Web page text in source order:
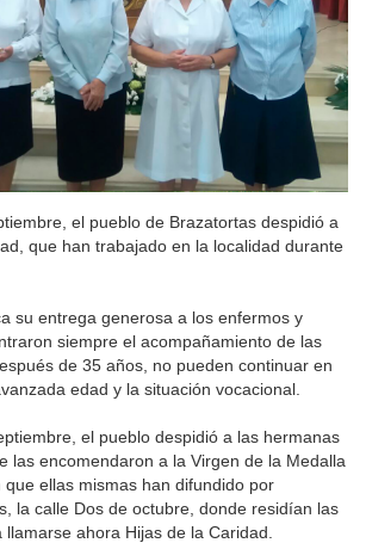
el pueblo de Brazatortas despidió a
que han trabajado en la localidad durante
su entrega generosa a los enfermos y
siempre el acompañamiento de las
de 35 años, no pueden continuar en
edad y la situación vocacional.
el pueblo despidió a las hermanas
las encomendaron a la Virgen de la Medalla
que ellas mismas han difundido por
la calle Dos de octubre, donde residían las
ahora Hijas de la Caridad.